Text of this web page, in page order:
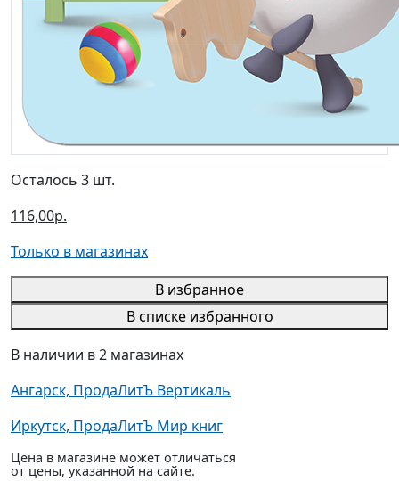
Осталось 3 шт.
116,00р.
Только в магазинах
В избранное
В списке избранного
В наличии в 2 магазинах
Ангарск, ПродаЛитЪ Вертикаль
Иркутск, ПродаЛитЪ Мир книг
Цена в магазине может отличаться
от цены, указанной на сайте.